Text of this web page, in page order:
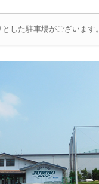
した駐車場がございます。